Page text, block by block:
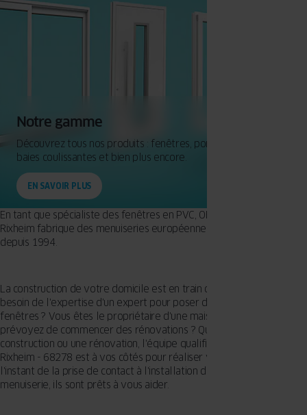
Notre gamme
Découvrez tous nos produits : fenêtres, portes d'entrée,
baies coulissantes et bien plus encore.
EN SAVOIR PLUS
En tant que spécialiste des fenêtres en PVC, OKNOPLAST basé à
Rixheim fabrique des menuiseries européennes de premier choix
depuis 1994.
La construction de votre domicile est en train de se réaliser et elle a
besoin de l'expertise d'un expert pour poser de nouvelles
fenêtres ? Vous êtes le propriétaire d'une maison ancienne et
prévoyez de commencer des rénovations ? Que vous envisagiez une
construction ou une rénovation, l'équipe qualifiée d'OKNOPLAST à
Rixheim - 68278 est à vos côtés pour réaliser votre projet. Dès
l'instant de la prise de contact à l'installation de vos chantiers de
menuiserie, ils sont prêts à vous aider.